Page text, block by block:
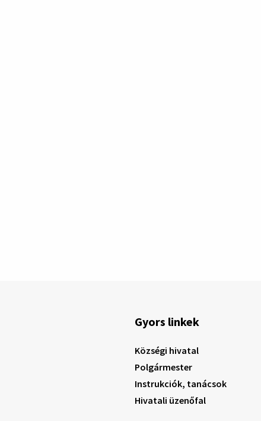
Gyors linkek
Községi hivatal
Polgármester
Instrukciók, tanácsok
Hivatali üzenőfal